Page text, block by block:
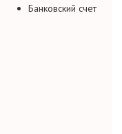
Банковский счет